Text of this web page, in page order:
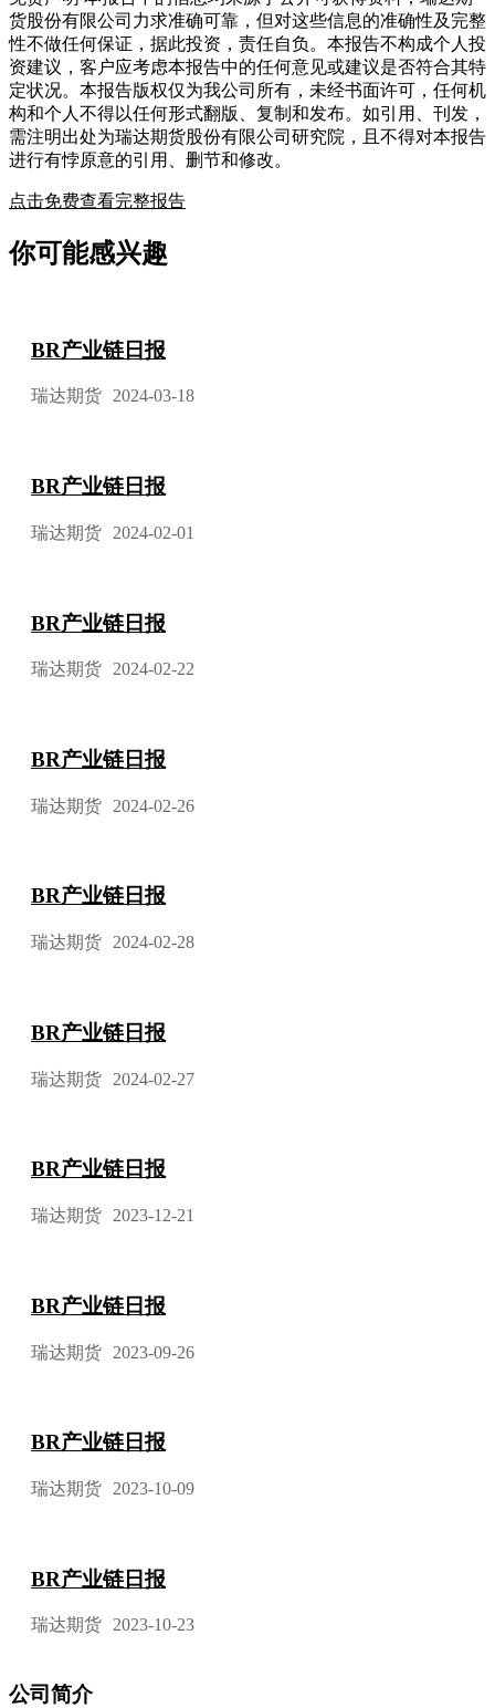
货股份有限公司力求准确可靠，但对这些信息的准确性及完整
性不做任何保证，据此投资，责任自负。本报告不构成个人投
资建议，客户应考虑本报告中的任何意见或建议是否符合其特
定状况。本报告版权仅为我公司所有，未经书面许可，任何机
构和个人不得以任何形式翻版、复制和发布。如引用、刊发，
需注明出处为瑞达期货股份有限公司研究院，且不得对本报告
进行有悖原意的引用、删节和修改。
点击免费查看完整报告
你可能感兴趣
BR产业链日报
瑞达期货 2024-03-18
BR产业链日报
瑞达期货 2024-02-01
BR产业链日报
瑞达期货 2024-02-22
BR产业链日报
瑞达期货 2024-02-26
BR产业链日报
瑞达期货 2024-02-28
BR产业链日报
瑞达期货 2024-02-27
BR产业链日报
瑞达期货 2023-12-21
BR产业链日报
瑞达期货 2023-09-26
BR产业链日报
瑞达期货 2023-10-09
BR产业链日报
瑞达期货 2023-10-23
公司简介